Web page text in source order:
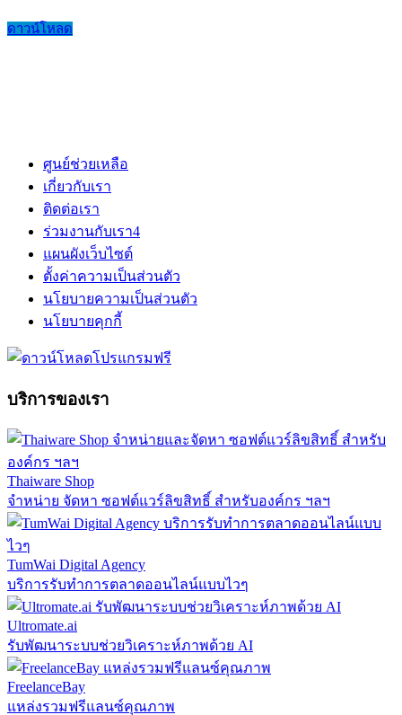
ดาวน์โหลด
ศูนย์ช่วยเหลือ
เกี่ยวกับเรา
ติดต่อเรา
ร่วมงานกับเรา4
แผนผังเว็บไซต์
ตั้งค่าความเป็นส่วนตัว
นโยบายความเป็นส่วนตัว
นโยบายคุกกี้
บริการของเรา
Thaiware Shop
จำหน่าย จัดหา ซอฟต์แวร์ลิขสิทธิ์ สำหรับองค์กร ฯลฯ
TumWai Digital Agency
บริการรับทำการตลาดออนไลน์แบบไวๆ
Ultromate.ai
รับพัฒนาระบบช่วยวิเคราะห์ภาพด้วย AI
FreelanceBay
แหล่งรวมฟรีแลนซ์คุณภาพ